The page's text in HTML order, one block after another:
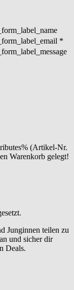
*
(Artikel-Nr.
Warenkorb gelegt!
Junginnen teilen zu
und sicher dir
Deals.